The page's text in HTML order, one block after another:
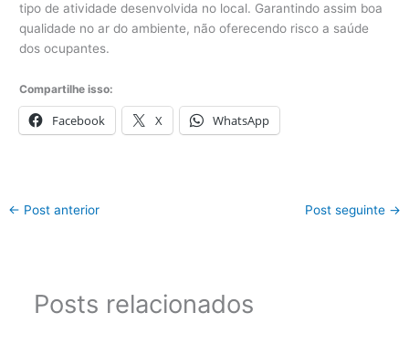
tipo de atividade desenvolvida no local. Garantindo assim boa
qualidade no ar do ambiente, não oferecendo risco a saúde
dos ocupantes.
Compartilhe isso:
Facebook X WhatsApp
← Post anterior Post seguinte →
Posts relacionados